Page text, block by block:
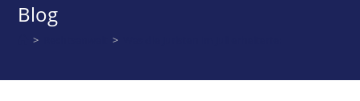
Blog
> >